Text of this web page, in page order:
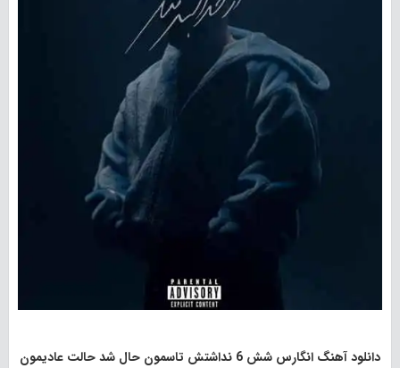
دانلود آهنگ انگارس شش 6 نداشتش تاسمون حال شد حالت عادیمون